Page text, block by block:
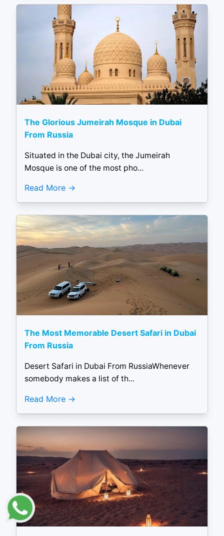
The Glorious Jumeirah Mosque in Dubai
From Russia
Situated in the Dubai city, the Jumeirah
Mosque is one of the most pho...
Read More
The Most Memorable Desert Safari in Dubai
From Russia
Desert Safari in Dubai From RussiaWhenever
somebody makes a list of th...
Read More